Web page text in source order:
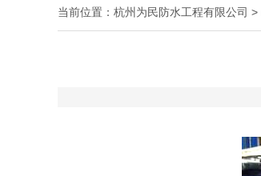
当前位置： 杭州为民防水工程有限公司 >